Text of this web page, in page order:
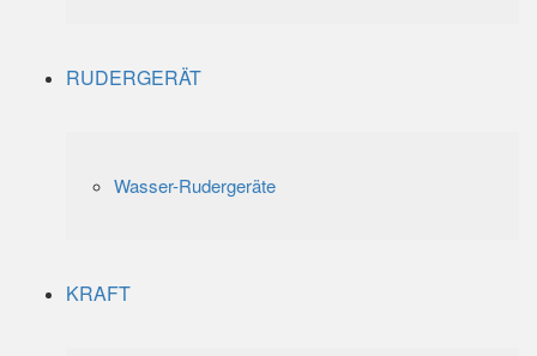
RUDERGERÄT
Wasser-Rudergeräte
KRAFT